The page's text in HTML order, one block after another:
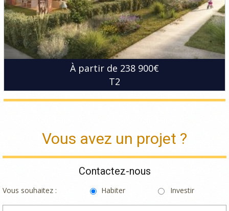
À partir de 238 900€
T2
Vous avez un projet ?
Contactez-nous
Vous souhaitez : Habiter Investir